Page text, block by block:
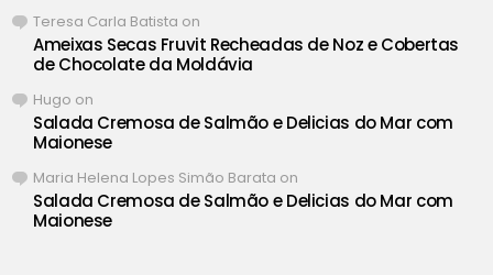
Teresa Carla Batista on
Ameixas Secas Fruvit Recheadas de Noz e Cobertas
de Chocolate da Moldávia
Hugo on
Salada Cremosa de Salmão e Delicias do Mar com
Maionese
Maria Helena Lopes Simão Barata on
Salada Cremosa de Salmão e Delicias do Mar com
Maionese